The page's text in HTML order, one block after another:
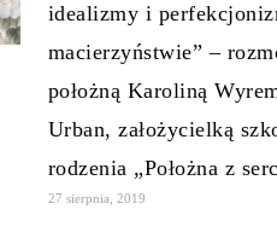
idealizmy i
macierzyństwie” –
położną Karoliną
Urban, założycielką
rodzenia „Położna z
27 sierpnia, 2019